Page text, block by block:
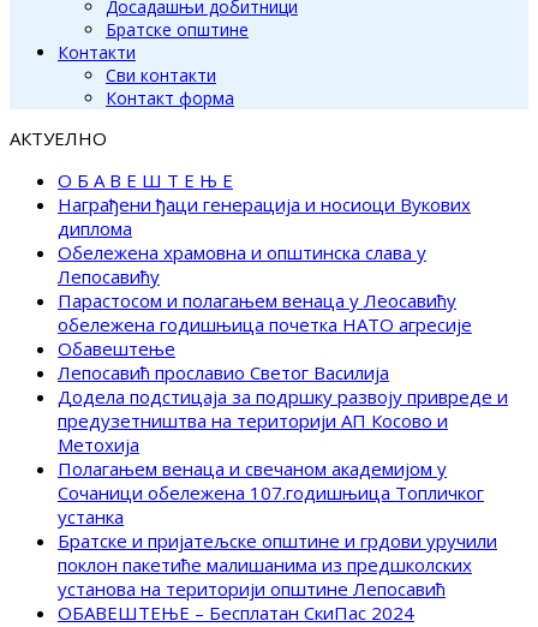
Досадашњи добитници
Братске општине
Контакти
Сви контакти
Контакт форма
АКТУЕЛНО
О Б А В Е Ш Т Е Њ Е
Награђени ђаци генерација и носиоци Вукових
диплома
Обележена храмовна и општинска слава у
Лепосавићу
Парастосом и полагањем венаца у Леосавићу
обележена годишњица почетка НАТО агресије
Обавештење
Лепосавић прославио Светог Василија
Додела подстицаја за подршку развоју привреде и
предузетништва на територији АП Косово и
Метохија
Полагањем венаца и свечаном академијом у
Сочаници обележена 107.годишњица Топличког
устанка
Братске и пријатељске општине и грдови уручили
поклон пакетиће малишанима из предшколских
установа на територији општине Лепосавић
ОБАВЕШТЕЊЕ – Бесплатан СкиПас 2024